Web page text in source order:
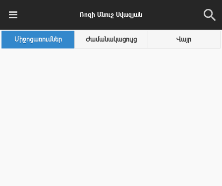
Ռոզի Անուշ Սվազյան
Միջոցառումներ Ժամանակացույց Վայր